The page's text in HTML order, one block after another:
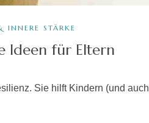
INNERE STÄRKE
Ideen für Eltern
Sie hilft Kindern (und auch